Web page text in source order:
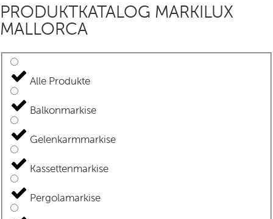
PRODUKTKATALOG MARKILUX
MALLORCA
Alle Produkte
Balkonmarkise
Gelenkarmmarkise
Kassettenmarkise
Pergolamarkise